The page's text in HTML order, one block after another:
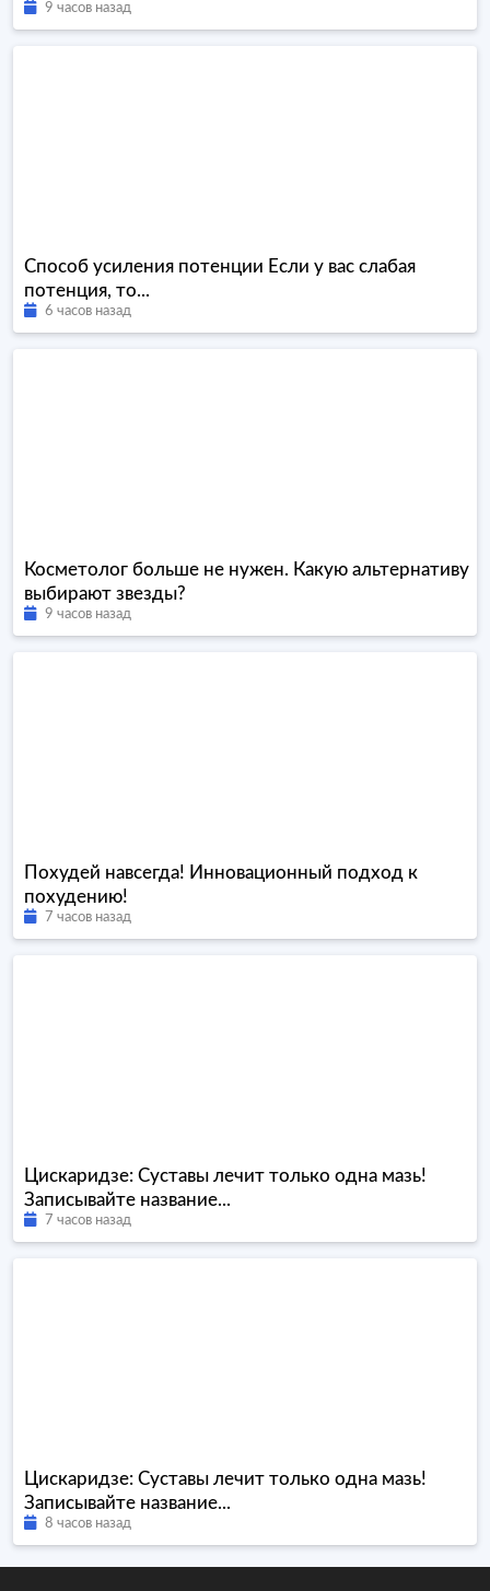
9 часов назад
Способ усиления потенции Если у вас слабая
потенция, то...
6 часов назад
Косметолог больше не нужен. Какую альтернативу
выбирают звезды?
9 часов назад
Похудей навсегда! Инновационный подход к
похудению!
7 часов назад
Цискаридзе: Суставы лечит только одна мазь!
Записывайте название...
7 часов назад
Цискаридзе: Суставы лечит только одна мазь!
Записывайте название...
8 часов назад